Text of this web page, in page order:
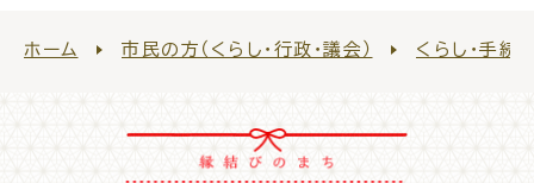
ホーム 市民の方（くらし・行政・議会） くらし・手続